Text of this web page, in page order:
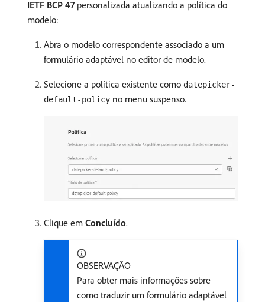
IETF BCP 47personalizada atualizando a política do
modelo:
Abra o modelo correspondente associado a um
formulário adaptável no editor de modelo.
Selecione a política existente como datepicker-
default-policy no menu suspenso.
Clique em Concluído.
OBSERVAÇÃO
Para obter mais informações sobre
como traduzir um formulário adaptável